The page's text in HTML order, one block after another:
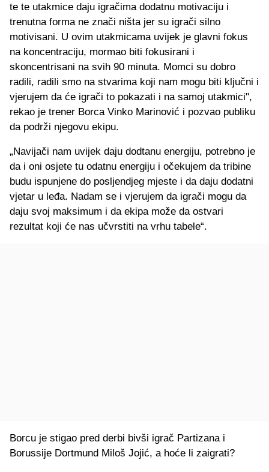
te te utakmice daju igračima dodatnu motivaciju i
trenutna forma ne znači ništa jer su igrači silno
motivisani. U ovim utakmicama uvijek je glavni fokus
na koncentraciju, mormao biti fokusirani i
skoncentrisani na svih 90 minuta. Momci su dobro
radili, radili smo na stvarima koji nam mogu biti ključni i
vjerujem da će igrači to pokazati i na samoj utakmici",
rekao je trener Borca Vinko Marinović i pozvao publiku
da podrži njegovu ekipu.
„Navijači nam uvijek daju dodtanu energiju, potrebno je
da i oni osjete tu odatnu energiju i očekujem da tribine
budu ispunjene do posljendjeg mjeste i da daju dodatni
vjetar u leđa. Nadam se i vjerujem da igrači mogu da
daju svoj maksimum i da ekipa može da ostvari
rezultat koji će nas učvrstiti na vrhu tabele“.
Borcu je stigao pred derbi bivši igrač Partizana i
Borussije Dortmund Miloš Jojić, a hoće li zaigrati?